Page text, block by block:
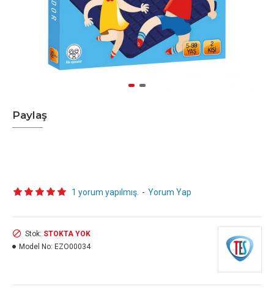
Paylaş
1 yorum yapılmış. - Yorum Yap
Stok: STOKTA YOK
Model No: EZO00034